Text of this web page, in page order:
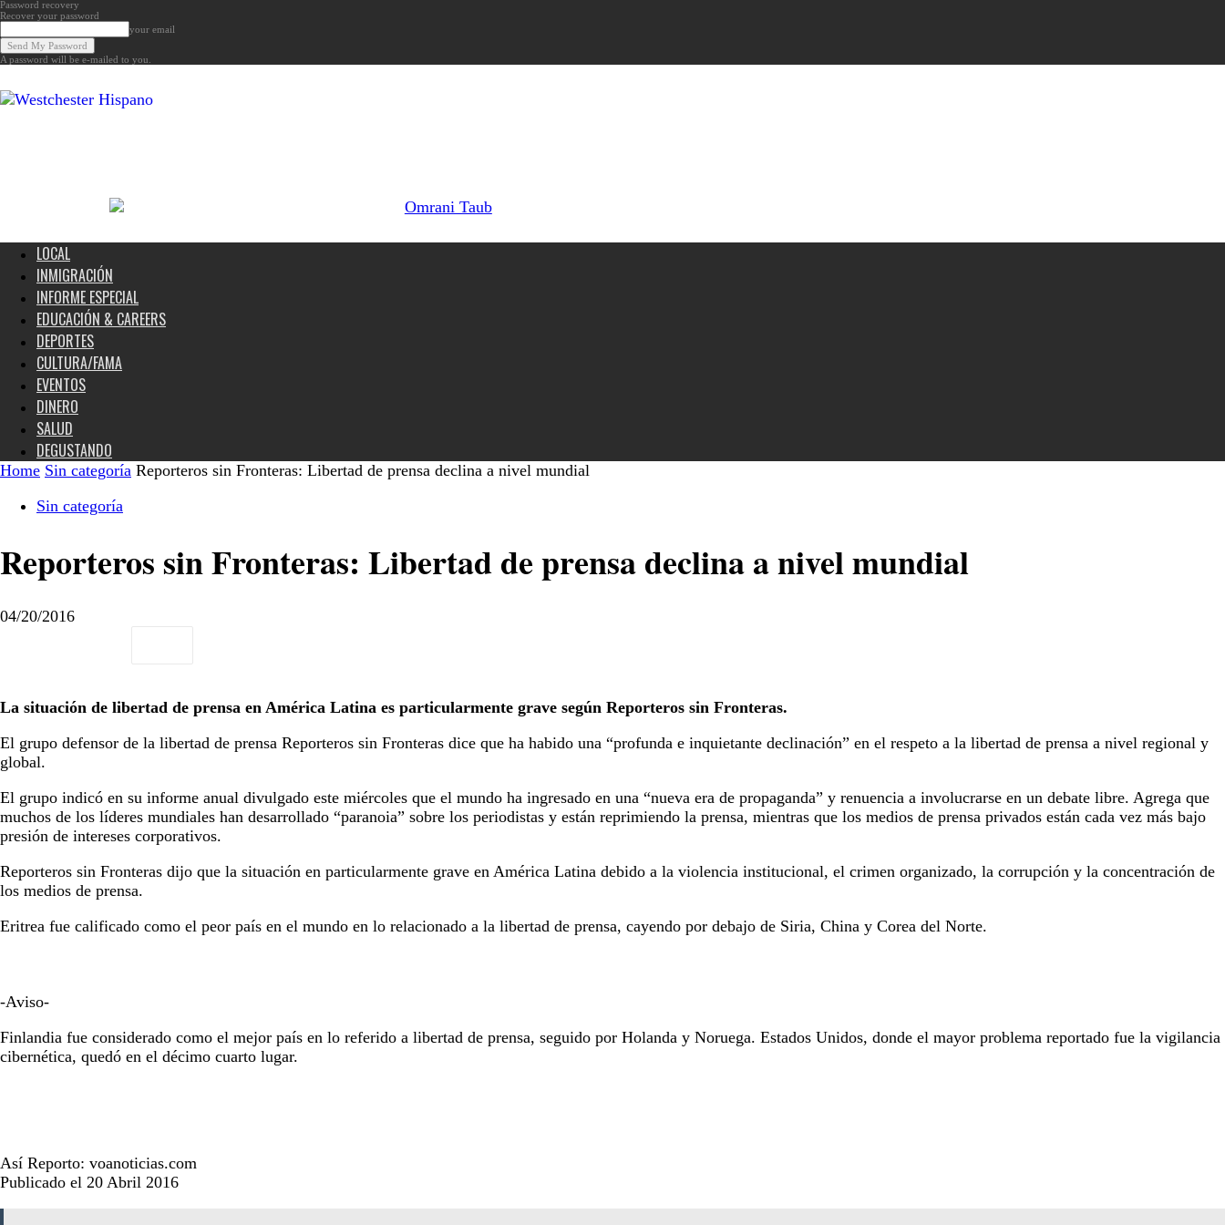
Password recovery
Recover your password
your email
A password will be e-mailed to you.
Noticias
LOCAL
INMIGRACIÓN
INFORME ESPECIAL
EDUCACIÓN & CAREERS
DEPORTES
CULTURA/FAMA
EVENTOS
DINERO
SALUD
DEGUSTANDO
Home Sin categoría Reporteros sin Fronteras: Libertad de prensa declina a nivel mundial
Sin categoría
Reporteros sin Fronteras: Libertad de prensa declina a nivel mundial
04/20/2016
La situación de libertad de prensa en América Latina es particularmente grave según Reporteros sin Fronteras.
El grupo defensor de la libertad de prensa Reporteros sin Fronteras dice que ha habido una “profunda e inquietante declinación” en el respeto a la libertad de prensa a nivel regional y
global.
El grupo indicó en su informe anual divulgado este miércoles que el mundo ha ingresado en una “nueva era de propaganda” y renuencia a involucrarse en un debate libre. Agrega que
muchos de los líderes mundiales han desarrollado “paranoia” sobre los periodistas y están reprimiendo la prensa, mientras que los medios de prensa privados están cada vez más bajo
presión de intereses corporativos.
Reporteros sin Fronteras dijo que la situación en particularmente grave en América Latina debido a la violencia institucional, el crimen organizado, la corrupción y la concentración de
los medios de prensa.
Eritrea fue calificado como el peor país en el mundo en lo relacionado a la libertad de prensa, cayendo por debajo de Siria, China y Corea del Norte.
-Aviso-
Finlandia fue considerado como el mejor país en lo referido a libertad de prensa, seguido por Holanda y Noruega. Estados Unidos, donde el mayor problema reportado fue la vigilancia
cibernética, quedó en el décimo cuarto lugar.
Así Reporto: voanoticias.com
Publicado el 20 Abril 2016